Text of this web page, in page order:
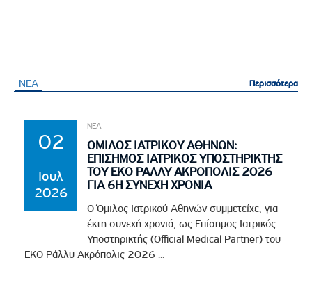
ΝΕΑ Περισσότερα
Περισσότερα
02
Ιουλ
2026
ΝΕΑ
ΟΜΙΛΟΣ ΙΑΤΡΙΚΟΥ ΑΘΗΝΩΝ:
ΕΠΙΣΗΜΟΣ ΙΑΤΡΙΚΟΣ ΥΠΟΣΤΗΡΙΚΤΗΣ
ΤΟΥ EKO ΡΑΛΛΥ ΑΚΡΟΠΟΛΙΣ 2026
ΓΙΑ 6Η ΣΥΝΕΧΗ ΧΡΟΝΙΑ
Ο Όμιλος Ιατρικού Αθηνών συμμετείχε, για
έκτη συνεχή χρονιά, ως Επίσημος Ιατρικός
Υποστηρικτής (Official Medical Partner) του
EKO Ράλλυ Ακρόπολις 2026 ...